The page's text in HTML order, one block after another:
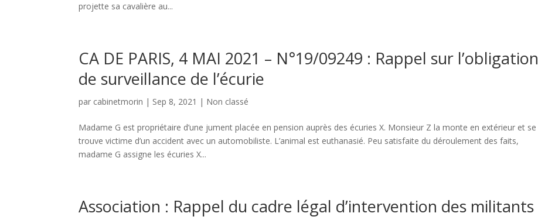
projette sa cavalière au...
CA DE PARIS, 4 MAI 2021 – N°19/09249 : Rappel sur l’obligation
de surveillance de l’écurie
par cabinetmorin | Sep 8, 2021 | Non classé
Madame G est propriétaire d’une jument placée en pension auprès des écuries X. Monsieur Z la monte en extérieur et se
trouve victime d’un accident avec un automobiliste. L’animal est euthanasié. Peu satisfaite du déroulement des faits,
madame G assigne les écuries X...
Association : Rappel du cadre légal d’intervention des militants